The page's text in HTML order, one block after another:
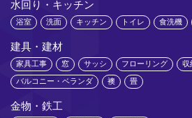
水回り・キッチン
浴室 洗面 キッチン トイレ 食洗機
建具・建材
家具工事 窓 サッシ フローリング 収
バルコニー・ベランダ 襖 畳
金物・鉄工